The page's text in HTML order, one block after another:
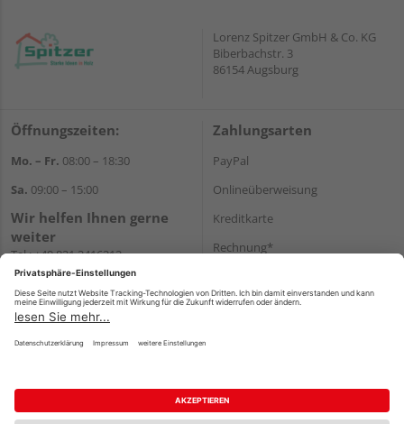
Lorenz Spitzer GmbH & Co. KG
Biberbachstr. 3
86154 Augsburg
Öffnungszeiten:
Mo. – Fr. 08:00 – 18:30
Sa. 09:00 – 15:00
Wir helfen Ihnen gerne
weiter
Tel.:+49 821 2416212
E-Mail:verwaltung@spitzer-
augsburg.de
Zahlungsarten
PayPal
Onlineüberweisung
Kreditkarte
Rechnung*
Versand
Impressum AGB Widerruf
Datenschutz
Reservierungsbedingungen
Vertrag widerrufen